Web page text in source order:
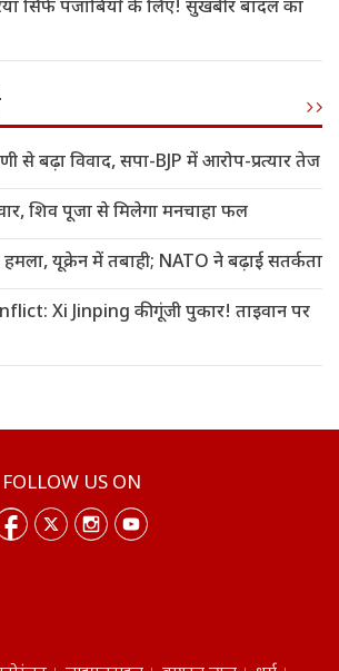
सिर्फ पंजाबियों के लिए! सुखबीर बादल का
से बढ़ा विवाद, सपा-BJP में आरोप-प्रत्यार तेज
शिव पूजा से मिलेगा मनचाहा फल
यूक्रेन में तबाही; NATO ने बढ़ाई सतर्कता
Xi Jinping की गूंजी पुकार! ताइवान पर
FOLLOW US ON